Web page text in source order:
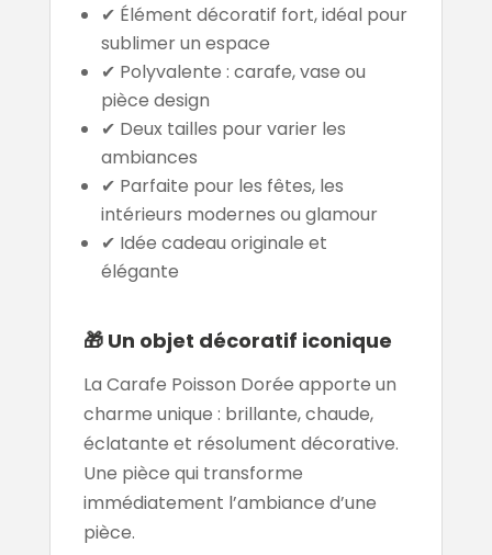
✔ Élément décoratif fort, idéal pour
sublimer un espace
✔ Polyvalente : carafe, vase ou
pièce design
✔ Deux tailles pour varier les
ambiances
✔ Parfaite pour les fêtes, les
intérieurs modernes ou glamour
✔ Idée cadeau originale et
élégante
🎁 Un objet décoratif iconique
La Carafe Poisson Dorée apporte un
charme unique : brillante, chaude,
éclatante et résolument décorative.
Une pièce qui transforme
immédiatement l’ambiance d’une
pièce.